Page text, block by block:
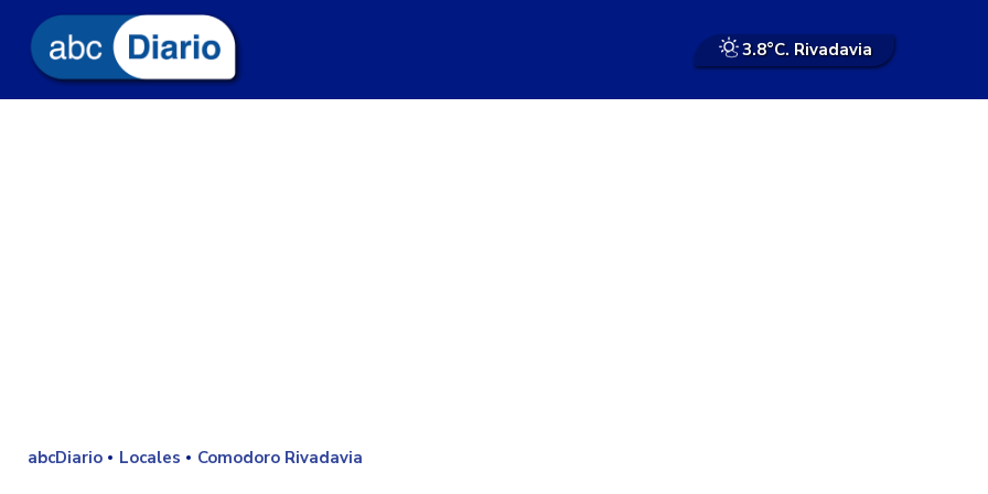
3.8°C. Rivadavia
abcDiario Locales Comodoro Rivadavia